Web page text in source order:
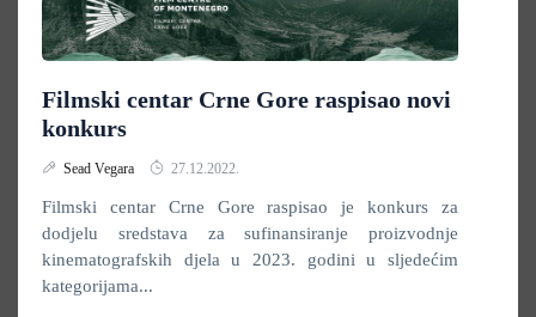
Filmski centar Crne Gore raspisao novi
konkurs
Sead Vegara 27.12.2022.
Filmski centar Crne Gore raspisao je konkurs za
dodjelu sredstava za sufinansiranje proizvodnje
kinematografskih djela u 2023. godini u sljedećim
kategorijama...